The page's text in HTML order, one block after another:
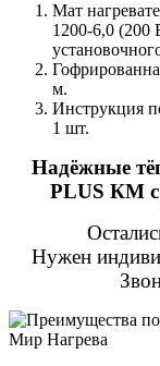
Мат
1200-6,0 (200
м.
Инструкция
1 шт.
Надёжные
PLUS КМ с
Нужен